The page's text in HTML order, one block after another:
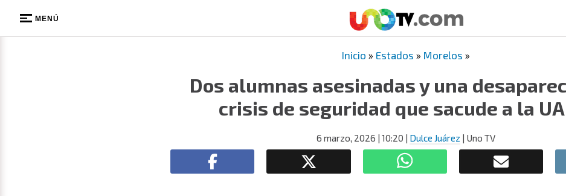
MENÚ
Inicio » Estados » Morelos »
Dos alumnas asesinadas y una
crisis de seguridad que sacude a la
6 marzo, 2026 | 10:20 | Dulce Juárez | Uno TV